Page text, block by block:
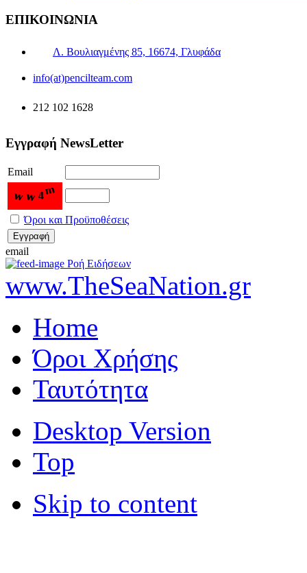
ΕΠΙΚΟΙΝΩΝΙΑ
Λ. Βουλιαγμένης 85, 16674, Γλυφάδα
info(at)pencilteam.com
212 102 1628
Εγγραφή NewsLetter
Email
Όροι και Προϋποθέσεις
email
Ροή Ειδήσεων
www.TheSeaNation.gr
Home
Όροι Χρήσης
Ταυτότητα
Desktop Version
Top
Skip to content